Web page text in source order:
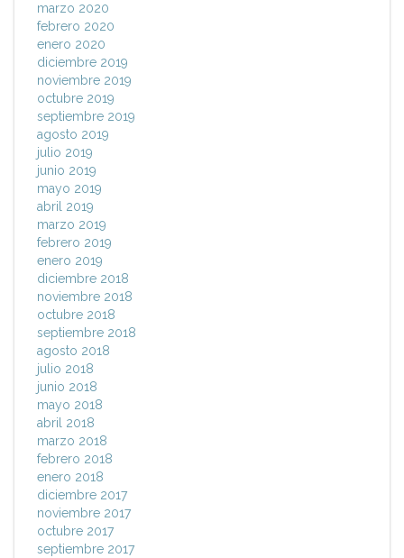
marzo 2020
febrero 2020
enero 2020
diciembre 2019
noviembre 2019
octubre 2019
septiembre 2019
agosto 2019
julio 2019
junio 2019
mayo 2019
abril 2019
marzo 2019
febrero 2019
enero 2019
diciembre 2018
noviembre 2018
octubre 2018
septiembre 2018
agosto 2018
julio 2018
junio 2018
mayo 2018
abril 2018
marzo 2018
febrero 2018
enero 2018
diciembre 2017
noviembre 2017
octubre 2017
septiembre 2017